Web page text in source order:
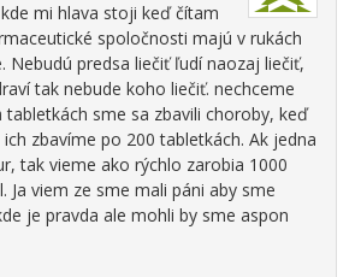
mi hlava stoji keď čítam
spoločnosti majú v rukách
Nebudú predsa liečiť ľudí naozaj liečiť,
tak nebude koho liečiť. nechceme
tabletkách sme sa zbavili choroby, keď
zbavíme po 200 tabletkách. Ak jedna
tak vieme ako rýchlo zarobia 1000
Ja viem ze sme mali páni aby sme
je pravda ale mohli by sme aspon